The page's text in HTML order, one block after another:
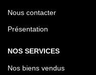
Nous contacter
Présentation
NOS SERVICES
Nos biens vendus